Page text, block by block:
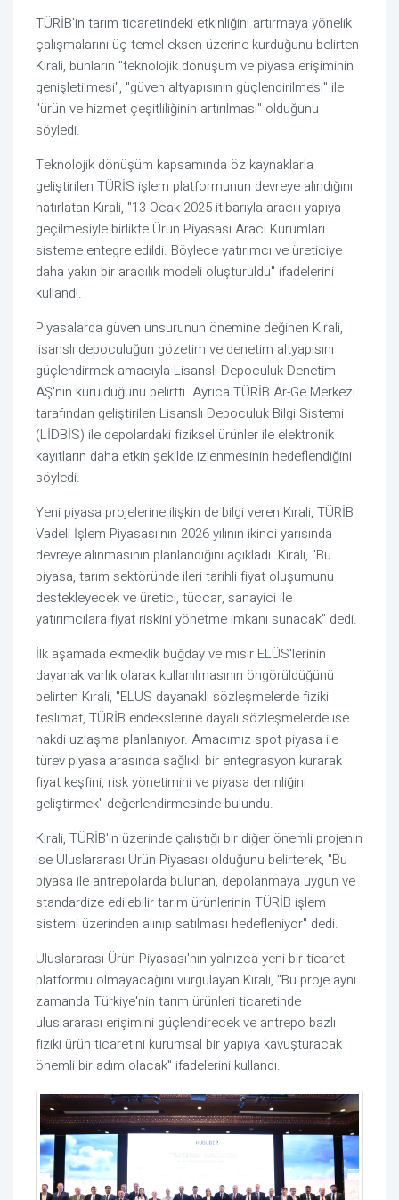
TÜRİB'in tarım ticaretindeki etkinliğini artırmaya yönelik
çalışmalarını üç temel eksen üzerine kurduğunu belirten
Kırali, bunların "teknolojik dönüşüm ve piyasa erişiminin
genişletilmesi", "güven altyapısının güçlendirilmesi" ile
"ürün ve hizmet çeşitliliğinin artırılması" olduğunu
söyledi.
Teknolojik dönüşüm kapsamında öz kaynaklarla
geliştirilen TÜRİS işlem platformunun devreye alındığını
hatırlatan Kırali, "13 Ocak 2025 itibarıyla aracılı yapıya
geçilmesiyle birlikte Ürün Piyasası Aracı Kurumları
sisteme entegre edildi. Böylece yatırımcı ve üreticiye
daha yakın bir aracılık modeli oluşturuldu" ifadelerini
kullandı.
Piyasalarda güven unsurunun önemine değinen Kırali,
lisanslı depoculuğun gözetim ve denetim altyapısını
güçlendirmek amacıyla Lisanslı Depoculuk Denetim
AŞ'nin kurulduğunu belirtti. Ayrıca TÜRİB Ar-Ge Merkezi
tarafından geliştirilen Lisanslı Depoculuk Bilgi Sistemi
(LİDBİS) ile depolardaki fiziksel ürünler ile elektronik
kayıtların daha etkin şekilde izlenmesinin hedeflendiğini
söyledi.
Yeni piyasa projelerine ilişkin de bilgi veren Kırali, TÜRİB
Vadeli İşlem Piyasası'nın 2026 yılının ikinci yarısında
devreye alınmasının planlandığını açıkladı. Kırali, "Bu
piyasa, tarım sektöründe ileri tarihli fiyat oluşumunu
destekleyecek ve üretici, tüccar, sanayici ile
yatırımcılara fiyat riskini yönetme imkanı sunacak" dedi.
İlk aşamada ekmeklik buğday ve mısır ELÜS'lerinin
dayanak varlık olarak kullanılmasının öngörüldüğünü
belirten Kırali, "ELÜS dayanaklı sözleşmelerde fiziki
teslimat, TÜRİB endekslerine dayalı sözleşmelerde ise
nakdi uzlaşma planlanıyor. Amacımız spot piyasa ile
türev piyasa arasında sağlıklı bir entegrasyon kurarak
fiyat keşfini, risk yönetimini ve piyasa derinliğini
geliştirmek" değerlendirmesinde bulundu.
Kırali, TÜRİB'in üzerinde çalıştığı bir diğer önemli projenin
ise Uluslararası Ürün Piyasası olduğunu belirterek, "Bu
piyasa ile antrepolarda bulunan, depolanmaya uygun ve
standardize edilebilir tarım ürünlerinin TÜRİB işlem
sistemi üzerinden alınıp satılması hedefleniyor" dedi.
Uluslararası Ürün Piyasası'nın yalnızca yeni bir ticaret
platformu olmayacağını vurgulayan Kırali, "Bu proje aynı
zamanda Türkiye'nin tarım ürünleri ticaretinde
uluslararası erişimini güçlendirecek ve antrepo bazlı
fiziki ürün ticaretini kurumsal bir yapıya kavuşturacak
önemli bir adım olacak" ifadelerini kullandı.